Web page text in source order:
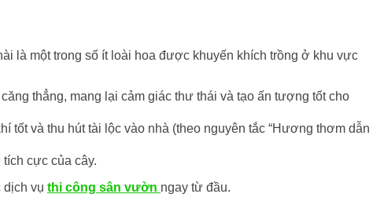
là một trong số ít loài hoa được khuyến khích trồng ở khu vực
thẳng, mang lại cảm giác thư thái và tạo ấn tượng tốt cho
và thu hút tài lộc vào nhà (theo nguyên tắc “Hương thơm dẫn
cực của cây.
dịch vụ thi công sân vườn ngay từ đầu.